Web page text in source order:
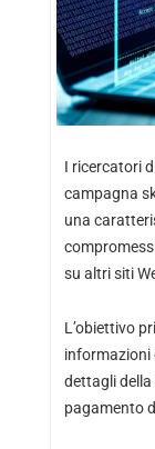
I ricercatori
campagna
una
su altri siti
L’obiettivo
informazioni
dettagli della
pagamento